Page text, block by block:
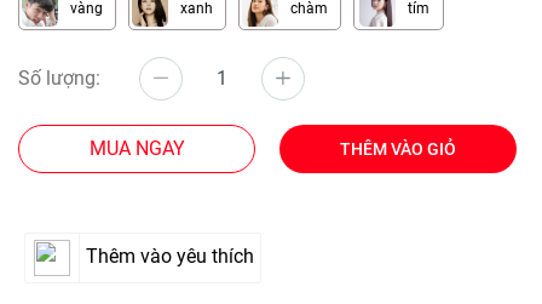
vàng xanh chàm tím
Số lượng:
MUA NGAY THÊM VÀO GIỎ
Thêm vào yêu thích